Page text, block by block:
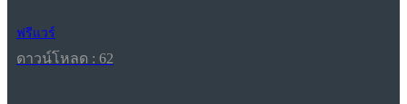
ฟรีแวร์
ดาวน์โหลด : 62